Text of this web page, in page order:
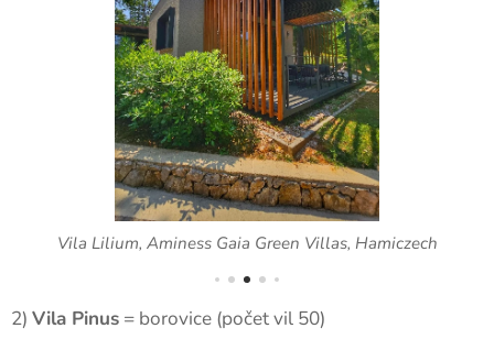
Vila Lilium, Aminess Gaia Green Villas, Hamiczech
2) Vila Pinus = borovice (počet vil 50)